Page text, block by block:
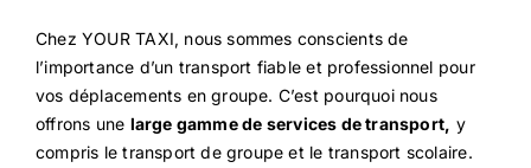
Chez YOUR TAXI, nous sommes conscients de
l’importance d’un transport fiable et professionnel pour
vos déplacements en groupe. C’est pourquoi nous
offrons une large gamme de services de transport, y
compris le transport de groupe et le transport scolaire.